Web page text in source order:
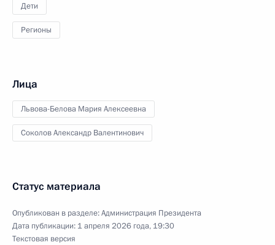
Дети
Регионы
Лица
Львова-Белова Мария Алексеевна
Соколов Александр Валентинович
Статус материала
Опубликован в разделе:Администрация Президента
Дата публикации: 1 апреля 2026 года, 19:30
Текстовая версия